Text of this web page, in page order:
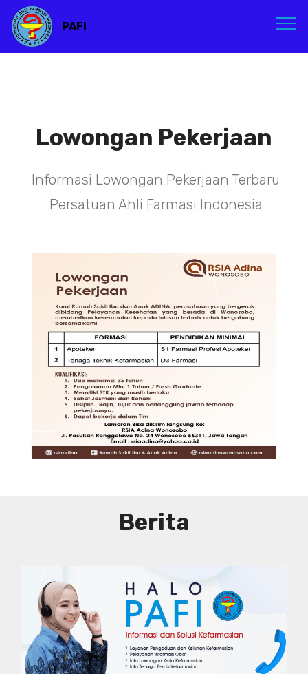
PAFI
Lowongan Pekerjaan
Informasi Lowongan Pekerjaan Terbaru
Persatuan Ahli Farmasi Indonesia
TENAGA TEKNIS
KEFARMASIAN DI PUSAT DKI
JAKARTA
DIBUTUHKAN SEGERA TENAGA TEKNIS
KEFARMASIAN DI RUMAH SAKIT PUSAT
DKI JAKARTA
SYARAT DAN KETENTUAN LIHAT
BROSUR
Berita